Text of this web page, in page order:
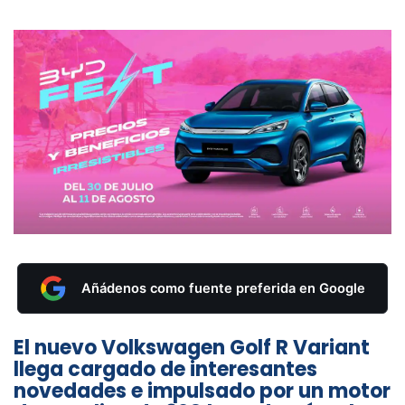
Añádenos como fuente preferida en Google
El nuevo Volkswagen Golf R Variant
llega cargado de interesantes
novedades e impulsado por un motor